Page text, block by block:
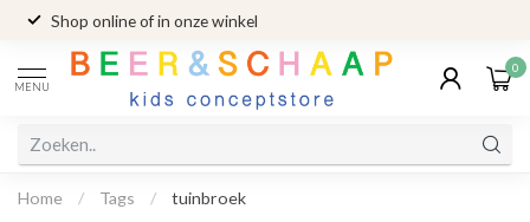
Shop online of in onze winkel
MENU
0
Home / Tags / tuinbroek